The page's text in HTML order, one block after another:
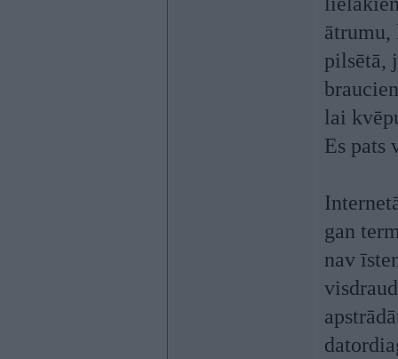
ātrumu,
pilsētā,
lai
Es
gan
nav